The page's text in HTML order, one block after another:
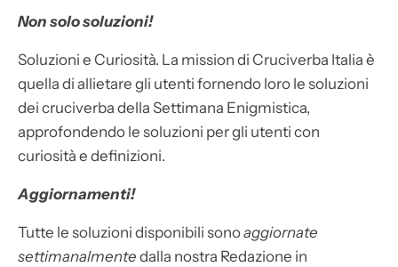
Non solo soluzioni!
Soluzioni e Curiosità. La mission di Cruciverba Italia è
quella di allietare gli utenti fornendo loro le soluzioni
dei cruciverba della Settimana Enigmistica,
approfondendo le soluzioni per gli utenti con
curiosità e definizioni.
Aggiornamenti!
Tutte le soluzioni disponibili sonoaggiornate
settimanalmente dalla nostra Redazione in